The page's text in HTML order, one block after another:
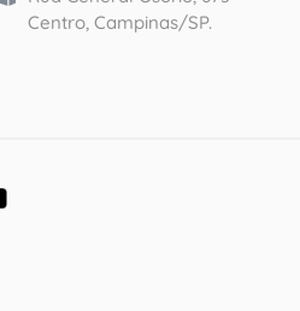
Centro, Campinas/SP.